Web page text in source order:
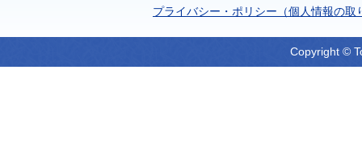
プライバシー・ポリシー（個人情報の取
Copyright ©